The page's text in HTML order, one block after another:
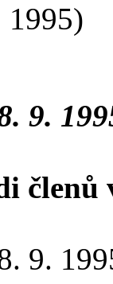
1995)
9.
členů
9.